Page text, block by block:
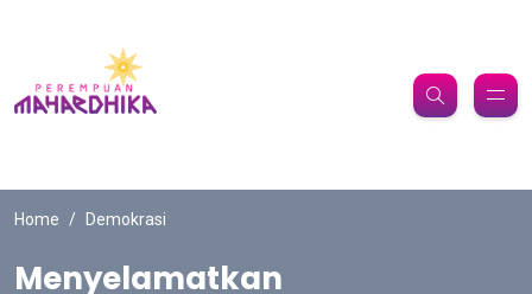
Home Demokrasi
Menyelamatkan